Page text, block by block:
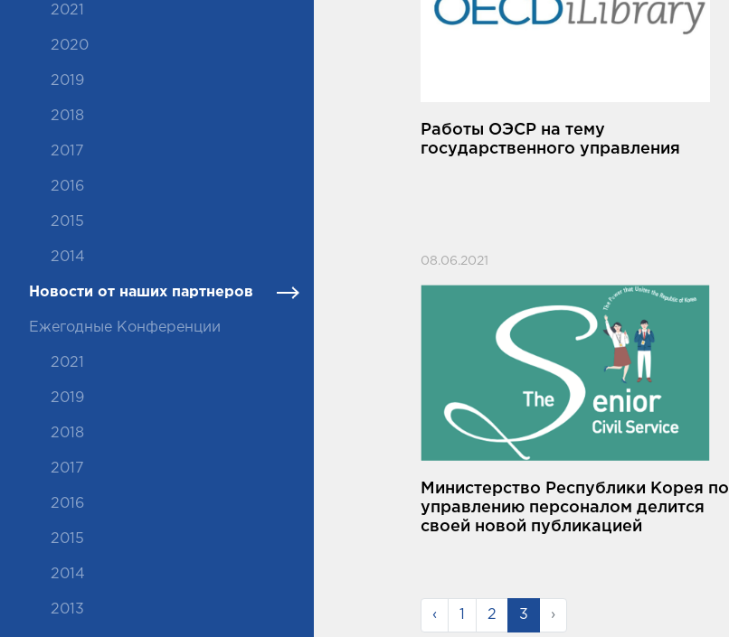
2021
2020
2019
2018
2017
2016
2015
2014
Новости от наших партнеров
Ежегодные Конференции
2021
2019
2018
2017
2016
2015
2014
2013
Работы ОЭСР на тему
государственного управления
08.06.2021
Министерство Республики Корея по
управлению персоналом делится
своей новой публикацией
‹ 2 3 ›